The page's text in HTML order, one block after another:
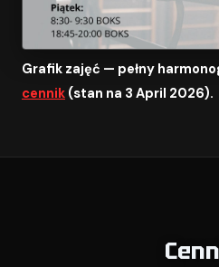
Grafik zajęć — pełny
cennik (stan na 3 April 2026).